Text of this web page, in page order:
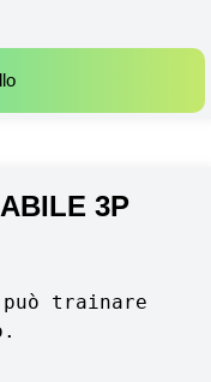
3P
trainare